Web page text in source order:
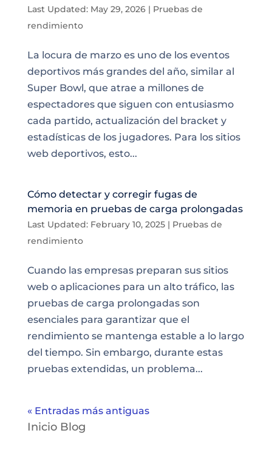
Last Updated: May 29, 2026| Pruebas de
rendimiento
La locura de marzo es uno de los eventos
deportivos más grandes del año, similar al
Super Bowl, que atrae a millones de
espectadores que siguen con entusiasmo
cada partido, actualización del bracket y
estadísticas de los jugadores. Para los sitios
web deportivos, esto...
Cómo detectar y corregir fugas de
memoria en pruebas de carga prolongadas
Last Updated: February 10, 2025| Pruebas de
rendimiento
Cuando las empresas preparan sus sitios
web o aplicaciones para un alto tráfico, las
pruebas de carga prolongadas son
esenciales para garantizar que el
rendimiento se mantenga estable a lo largo
del tiempo. Sin embargo, durante estas
pruebas extendidas, un problema...
« Entradas más antiguas
Inicio Blog